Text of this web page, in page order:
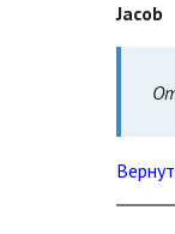
Jacob